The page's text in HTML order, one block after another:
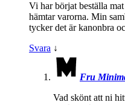
Vi har börjat beställa
hämtar varorna. Min
tycker det är kanonbra
Svara ↓
Fru
Vad skönt att ni